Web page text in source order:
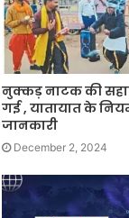
नुक्कड़ नाटक की
गई , यातायात के
जानकारी
December 2, 2024